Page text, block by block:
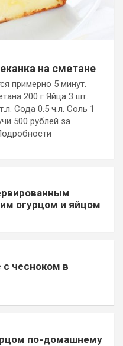
на сметане
примерно 5 минут.
200 г Яйца 3 шт.
Сода 0.5 ч.л. Соль 1
500 рублей за
огурцом и яйцом
чесноком в
по-домашнему